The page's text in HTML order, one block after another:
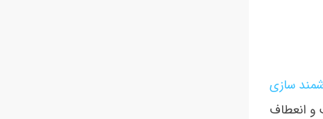
سازی
و انعطاف